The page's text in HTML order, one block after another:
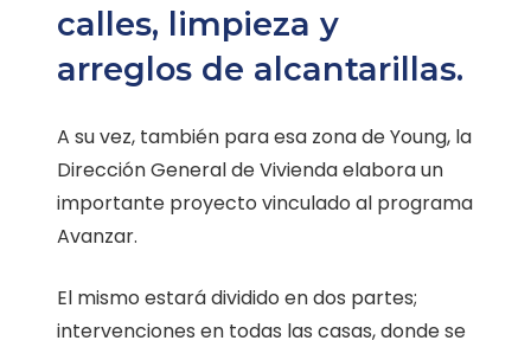
calles, limpieza y
arreglos de alcantarillas.
A su vez, también para esa zona de Young, la
Dirección General de Vivienda elabora un
importante proyecto vinculado al programa
Avanzar.
El mismo estará dividido en dos partes;
intervenciones en todas las casas, donde se